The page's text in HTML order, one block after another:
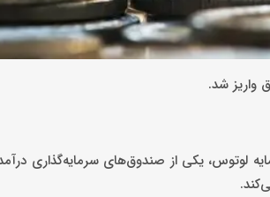
لوتوس، یکی از صندوق‌های سرمایه‌گذاری